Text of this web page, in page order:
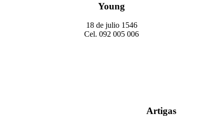
Young
18 de julio 1546
Cel. 092 005 006
Artigas